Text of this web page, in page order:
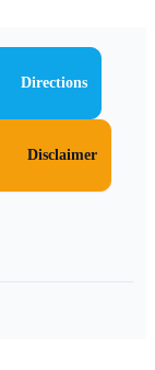
Directions
Disclaimer